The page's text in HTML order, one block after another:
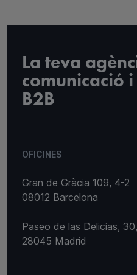
La teva
comunicació
B2B
OFICINES
Gran de Gràcia 109, 4-2
08012 Barcelona
Paseo de las Delicias,
28045 Madrid